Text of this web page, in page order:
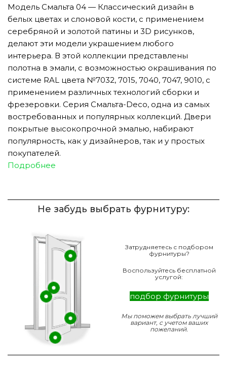
Модель Смальта 04 — Классический дизайн в
белых цветах и слоновой кости, с применением
серебряной и золотой патины и 3D рисунков,
делают эти модели украшением любого
интерьера. В этой коллекции представлены
полотна в эмали, с возможностью окрашивания по
системе RAL цвета №7032, 7015, 7040, 7047, 9010, с
применением различных технологий сборки и
фрезеровки. Серия Смальта-Deco, одна из самых
востребованных и популярных коллекций. Двери
покрытые высокопрочной эмалью, набирают
популярность, как у дизайнеров, так и у простых
покупателей.
Подробнее
Не забудь выбрать фурнитуру:
Затрудняетесь с подбором
фурнитуры?
Воспользуйтесь бесплатной
услугой:
подбор фурнитуры
Мы поможем выбрать лучший
вариант, с учетом ваших
пожеланий.